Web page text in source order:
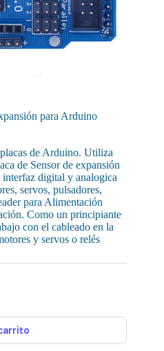
para Arduino
de Arduino. Utiliza
de Sensor de expansión
digital y analogica
servos, pulsadores,
para Alimentación
Como un principiante
con el cableado en la
y servos o relés